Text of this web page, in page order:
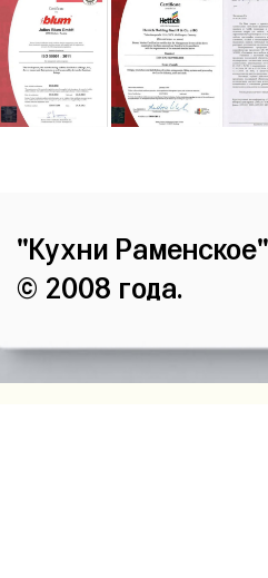
"Кухни Раменское"
© 2008 года.